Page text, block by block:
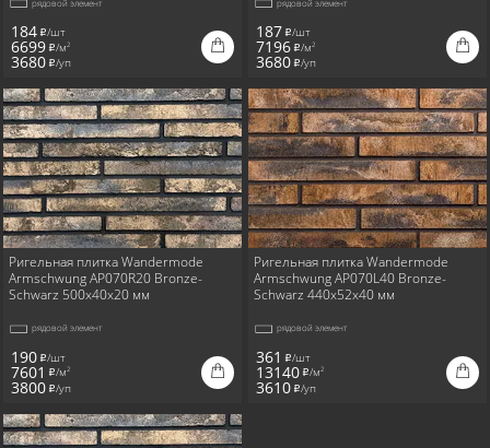
рядовой элемент
184 i/шт
6699 i/м2
3680 i/уп
рядовой элемент
187 i/шт
7196 i/м2
3680 i/уп
Ригельная плитка Wandermode
Armschwung AP070R20 Bronze-
Schwarz 500x40x20 мм
рядовой элемент
190 i/шт
7601 i/м2
3800 i/уп
Ригельная плитка Wandermode
Armschwung AP070L40 Bronze-
Schwarz 440x52x40 мм
рядовой элемент
361 i/шт
13140 i/м2
3610 i/уп